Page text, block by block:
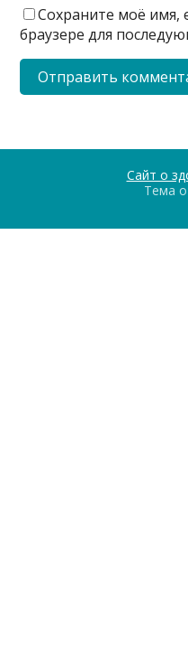
Сохраните моё имя,
браузере для
Сайт о
Тема